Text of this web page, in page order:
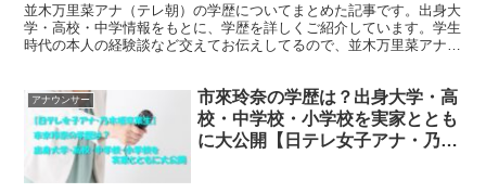
並木万里菜アナ（テレ朝）の学歴についてまとめた記事です。出身大
学・高校・中学情報をもとに、学歴を詳しくご紹介しています。学生
時代の本人の経験談など交えてお伝えしてるので、並木万里菜アナの
アナウンサー
市來玲奈の学歴は？出身大学・高
校・中学校・小学校を実家ととも
に大公開【日テレ女子アナ・乃木